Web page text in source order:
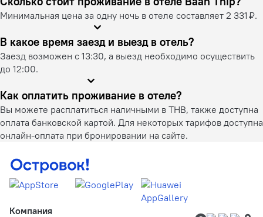
Минимальная цена за одну ночь в отеле составляет 2 331 ₽.
В какое время заезд и выезд в отель?
Заезд возможен с 13:30, а выезд необходимо осуществить
до 12:00.
Как оплатить проживание в отеле?
Вы можете расплатиться наличными в THB, также доступна
оплата банковской картой. Для некоторых тарифов доступна
онлайн-оплата при бронировании на сайте.
Компания